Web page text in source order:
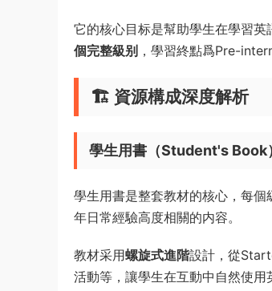
它的核心目标是幫助學生在學習英
個完整級别 ，學習終點爲Pre-
🏗️ 資源構成深度解析
學生用書（Student's Book
學生用書是整套教材的核心，每
年日常經驗高度相關的内容。
教材采用螺旋式進階設計，從
活動等，讓學生在互動中自然使用